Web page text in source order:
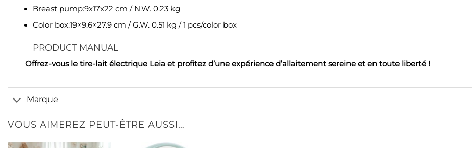
Breast pump:9x17x22 cm / N.W. 0.23 kg
Color box:19×9.6×27.9 cm / G.W. 0.51 kg / 1 pcs/color box
PRODUCT MANUAL
Offrez-vous le tire-lait électrique Leia et profitez d’une expérience d’allaitement sereine et en toute liberté !
Marque
VOUS AIMEREZ PEUT-ÊTRE AUSSI…